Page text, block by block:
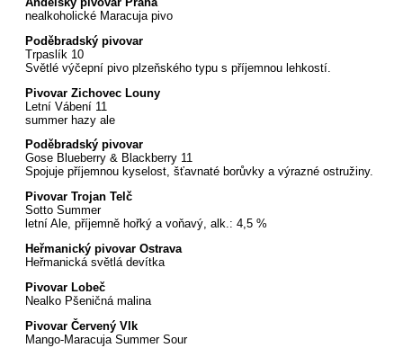
nealkoholické Maracuja pivo
Poděbradský pivovar
Trpaslík 10
Světlé výčepní pivo plzeňského typu s příjemnou lehkostí.
Pivovar Zichovec Louny
Letní Vábení 11
summer hazy ale
Poděbradský pivovar
Gose Blueberry & Blackberry 11
Spojuje příjemnou kyselost, šťavnaté borůvky a výrazné ostružiny.
Pivovar Trojan Telč
Sotto Summer
letní Ale, příjemně hořký a voňavý, alk.: 4,5 %
Heřmanický pivovar Ostrava
Heřmanická světlá devítka
Pivovar Lobeč
Nealko Pšeničná malina
Pivovar Červený Vlk
Mango-Maracuja Summer Sour